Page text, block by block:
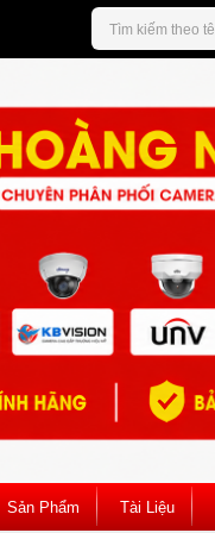
Sản Phẩm Tài Liệu